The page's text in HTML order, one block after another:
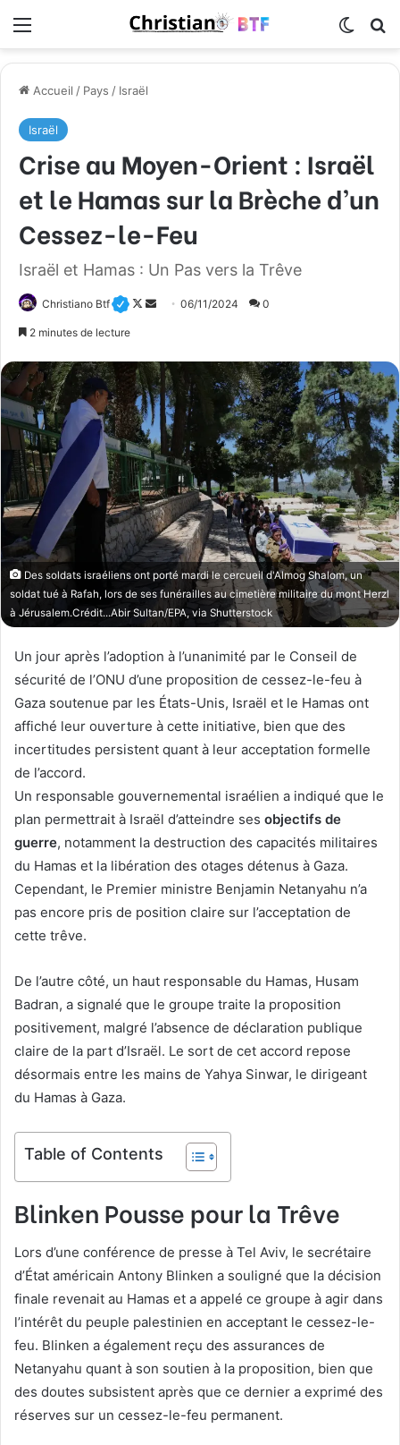
Accueil / Pays / Israël
Israël
Crise au Moyen-Orient : Israël
et le Hamas sur la Brèche d’un
Cessez-le-Feu
Israël et Hamas : Un Pas vers la Trêve
Christiano Btf
F
l
o
w
o
n
X
o
y
e
r
u
n
c
o
u
r
r
e
06/11/2024 0
2 minutes de lecture
Des soldats israéliens ont porté mardi le cercueil d'Almog Shalom, un
soldat tué à Rafah, lors de ses funérailles au cimetière militaire du mont Herzl
à Jérusalem.Crédit...Abir Sultan/EPA, via Shutterstock
Un jour après l’adoption à l’unanimité par le Conseil de
sécurité de l’ONU d’une proposition de cessez-le-feu à
Gaza soutenue par les États-Unis, Israël et le Hamas ont
affiché leur ouverture à cette initiative, bien que des
incertitudes persistent quant à leur acceptation formelle
de l’accord.
Un responsable gouvernemental israélien a indiqué que le
plan permettrait à Israël d’atteindre ses objectifs de
guerre, notamment la destruction des capacités militaires
du Hamas et la libération des otages détenus à Gaza.
Cependant, le Premier ministre Benjamin Netanyahu n’a
pas encore pris de position claire sur l’acceptation de
cette trêve.
De l’autre côté, un haut responsable du Hamas, Husam
Badran, a signalé que le groupe traite la proposition
positivement, malgré l’absence de déclaration publique
claire de la part d’Israël. Le sort de cet accord repose
désormais entre les mains de Yahya Sinwar, le dirigeant
du Hamas à Gaza.
Table of Contents
Blinken Pousse pour la Trêve
Lors d’une conférence de presse à Tel Aviv, le secrétaire
d’État américain Antony Blinken a souligné que la décision
finale revenait au Hamas et a appelé ce groupe à agir dans
l’intérêt du peuple palestinien en acceptant le cessez-le-
feu. Blinken a également reçu des assurances de
Netanyahu quant à son soutien à la proposition, bien que
des doutes subsistent après que ce dernier a exprimé des
réserves sur un cessez-le-feu permanent.